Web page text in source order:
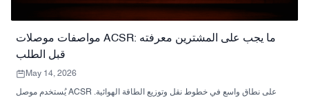
مواصفات موصلات ACSR: ما يجب على المشترين معرفته
قبل الطلب
May 14, 2026
يُستخدم موصل ACSR على نطاق واسع في خطوط نقل وتوزيع الطاقة الهوائية.